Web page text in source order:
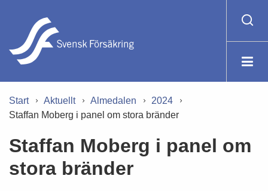
Start Aktuellt Almedalen
2024
Staffan Moberg i panel om stora bränder
Staffan Moberg i panel om
stora bränder